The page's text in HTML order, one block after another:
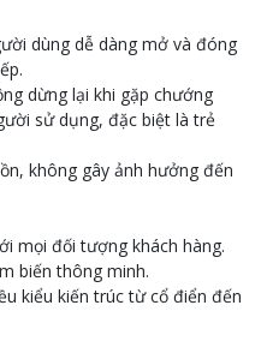
dùng dễ dàng mở và đóng
dừng lại khi gặp chướng
sử dụng, đặc biệt là trẻ
không gây ảnh hưởng đến
mọi đối tượng khách hàng.
biến thông minh.
kiểu kiến trúc từ cổ điển đến